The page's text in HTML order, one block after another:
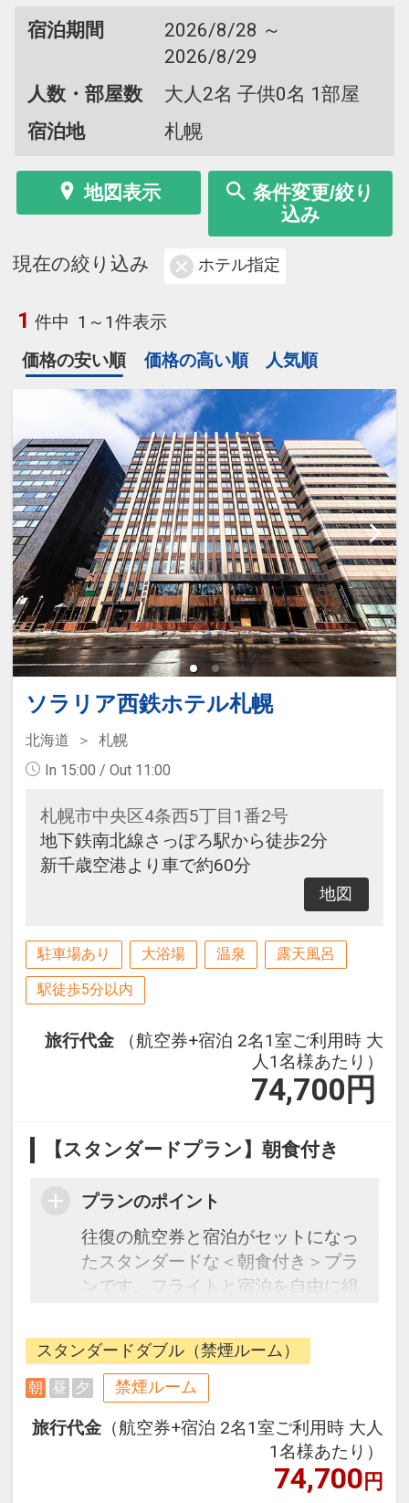
宿泊期間
2026/8/28 ～
2026/8/29
人数・部屋数
大人2名 子供0名 1部屋
宿泊地
札幌
地図表示
条件変更/絞り
込み
現在の絞り込み ホテル指定
1 件中 1～1件表示
価格の安い順
価格の高い順 人気順
ソラリア西鉄ホテル札幌
北海道
札幌
In 15:00 / Out 11:00
札幌市中央区4条西5丁目1番2号
地下鉄南北線さっぽろ駅から徒歩2分
新千歳空港より車で約60分
地図
駐車場あり 大浴場 温泉 露天風呂
駅徒歩5分以内
旅行代金
（航空券+宿泊 2名1室ご利用時 大
人1名様あたり）
74,700 円
【スタンダードプラン】朝食付き
プランのポイント
往復の航空券と宿泊がセットになっ
たスタンダードな＜朝食付き＞プラ
ンです。フライトと宿泊を自由に組
ージだから、一都市滞在はもちろん
周遊旅行にも最適！
旅行期間中の1泊だけの宿泊や延
泊・飛び泊なども自由自在です。
フライトは、安心のJAL（または
JALグループ）確約！フライトマイ
スタンダードダブル（禁煙ルーム）
朝 昼 夕 禁煙ルーム
旅行代金 （航空券+宿泊 2名1室ご利用時 大人
1名様あたり）
74,700円